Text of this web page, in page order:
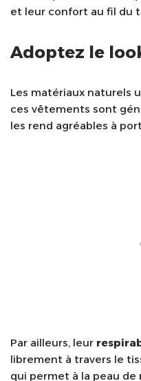
et leur confort au fil du
Adoptez le
Les matériaux naturels
ces vêtements sont
les rend agréables à
Par ailleurs, leur
librement à travers le
qui permet à la peau de